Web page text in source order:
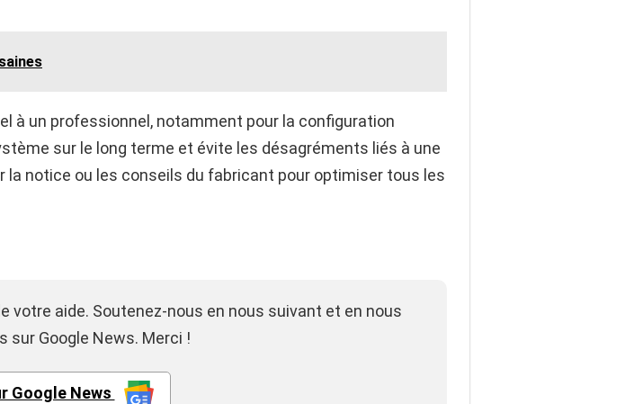
à un professionnel, notamment pour la configuration
sur le long terme et évite les désagréments liés à une
la notice ou les conseils du fabricant pour optimiser tous les
votre aide. Soutenez-nous en nous suivant et en nous
sur Google News. Merci !
Google News